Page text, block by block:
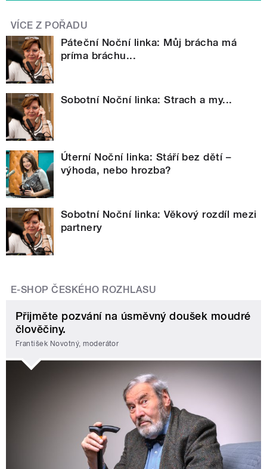
VÍCE Z POŘADU
Páteční Noční linka: Můj brácha má
príma bráchu...
Sobotní Noční linka: Strach a my...
Úterní Noční linka: Stáří bez dětí –
výhoda, nebo hrozba?
Sobotní Noční linka: Věkový rozdíl mezi
partnery
E-SHOP ČESKÉHO ROZHLASU
Přijměte pozvání na úsměvný doušek moudré
člověčiny.
František Novotný, moderátor